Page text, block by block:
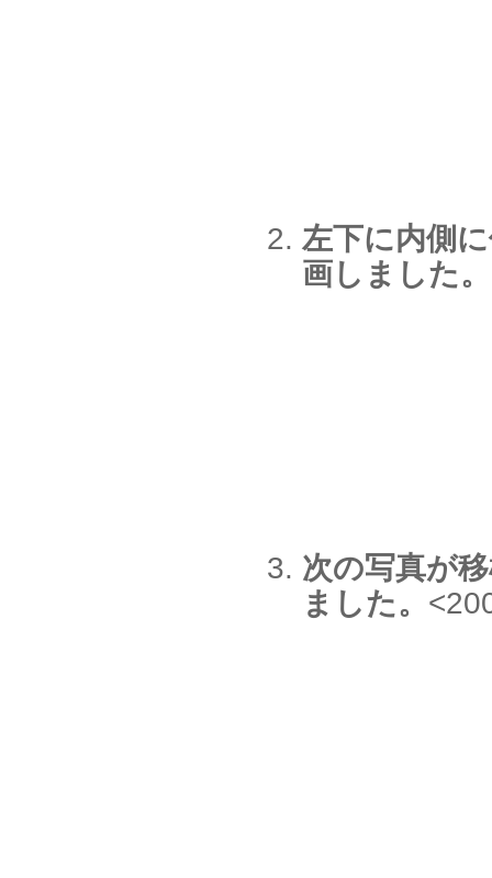
左下に内側
画しました。
次の写真が
ました。